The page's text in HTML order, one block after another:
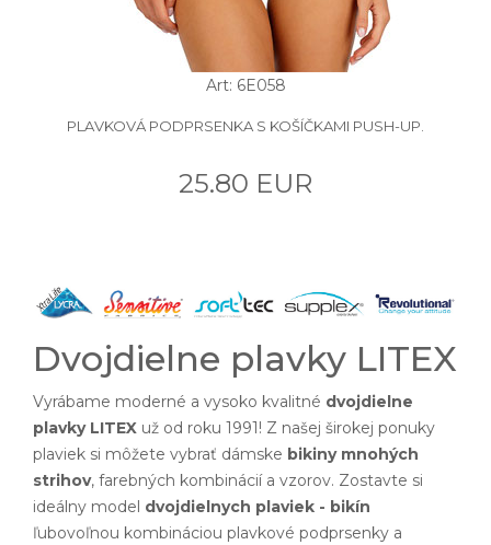
Art: 6E058
PLAVKOVÁ PODPRSENKA S KOŠÍČKAMI PUSH-UP.
25.80 EUR
Dvojdielne plavky LITEX
Vyrábame moderné a vysoko kvalitné dvojdielne
plavky LITEX už od roku 1991! Z našej širokej ponuky
plaviek si môžete vybrať dámske bikiny mnohých
strihov, farebných kombinácií a vzorov. Zostavte si
ideálny model dvojdielnych plaviek - bikín
ľubovoľnou kombináciou plavkové podprsenky a